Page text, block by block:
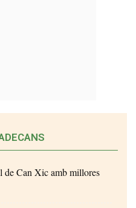
de Can Xic amb millores